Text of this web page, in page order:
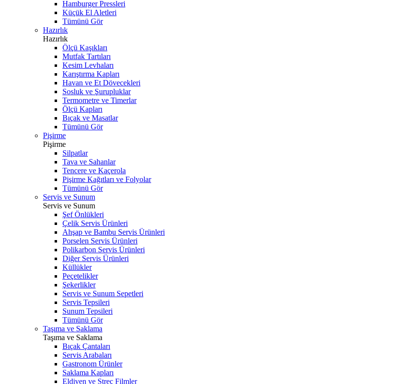
Hamburger Pressleri
Küçük El Aletleri
Tümünü Gör
Hazırlık
Hazırlık
Ölçü Kaşıkları
Mutfak Tartıları
Kesim Levhaları
Karıştırma Kapları
Havan ve Et Dövecekleri
Sosluk ve Şurupluklar
Termometre ve Timerlar
Ölçü Kapları
Bıçak ve Masatlar
Tümünü Gör
Pişirme
Pişirme
Silpatlar
Tava ve Sahanlar
Tencere ve Kaçerola
Pişirme Kağıtları ve Folyolar
Tümünü Gör
Servis ve Sunum
Servis ve Sunum
Şef Önlükleri
Çelik Servis Ürünleri
Ahşap ve Bambu Servis Ürünleri
Porselen Servis Ürünleri
Polikarbon Servis Ürünleri
Diğer Servis Ürünleri
Küllükler
Peçetelikler
Şekerlikler
Servis ve Sunum Sepetleri
Servis Tepsileri
Sunum Tepsileri
Tümünü Gör
Taşıma ve Saklama
Taşıma ve Saklama
Bıçak Çantaları
Servis Arabaları
Gastronom Ürünler
Saklama Kapları
Eldiven ve Streç Filmler